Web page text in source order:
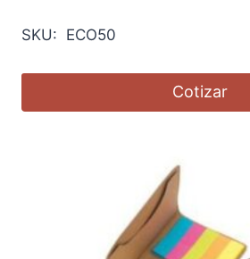
SKU: ECO50
Cotizar